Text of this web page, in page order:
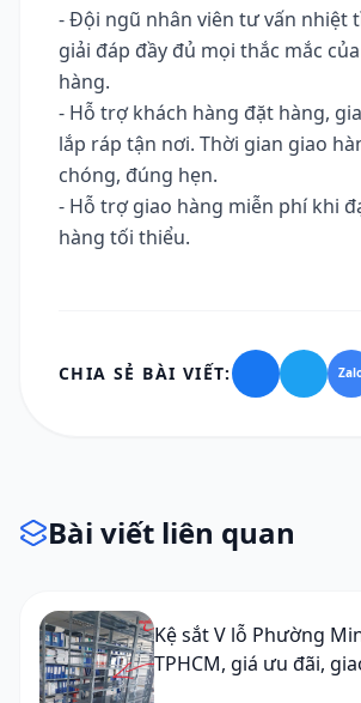
- Đội ngũ nhân viên tư vấn nhiệt
giải đáp đầy đủ mọi thắc mắc
hàng.
- Hỗ trợ khách hàng đặt hàng,
lắp ráp tận nơi. Thời gian giao
chóng, đúng hẹn.
- Hỗ trợ giao hàng miễn phí khi
hàng tối thiểu.
CHIA SẺ BÀI VIẾT:
Bài viết liên quan
Kệ sắt V lỗ Phường
TPHCM, giá ưu đãi,